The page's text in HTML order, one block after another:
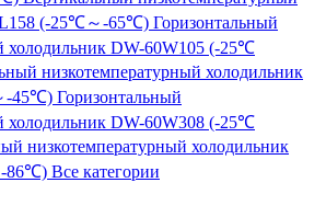
(-25℃～-65℃) Горизонтальный
холодильник DW-60W105 (-25℃
низкотемпературный холодильник
-45℃) Горизонтальный
холодильник DW-60W308 (-25℃
низкотемпературный холодильник
-86℃) Все категории